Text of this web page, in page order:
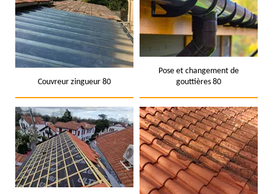
Couvreur zingueur 80
Pose et changement de
gouttières 80